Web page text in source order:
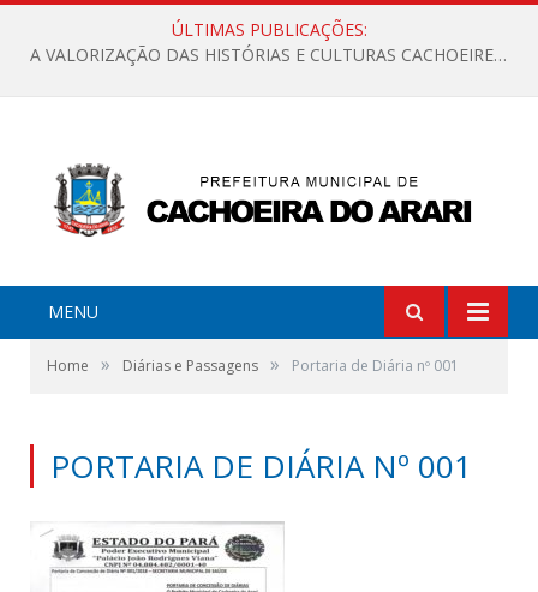
ÚLTIMAS PUBLICAÇÕES:
A VALORIZAÇÃO DAS HISTÓRIAS E CULTURAS CACHOEIRENSES
MENU
Home » Diárias e Passagens » Portaria de Diária nº 001
PORTARIA DE DIÁRIA Nº 001